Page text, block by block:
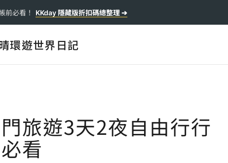
前必看！ KKday 隱藏版折扣碼總整理 ➔
環遊世界日記
旅遊3天2夜自由行行
看